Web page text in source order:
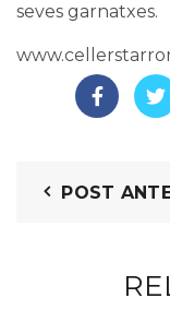
seves garnatxes.
POST